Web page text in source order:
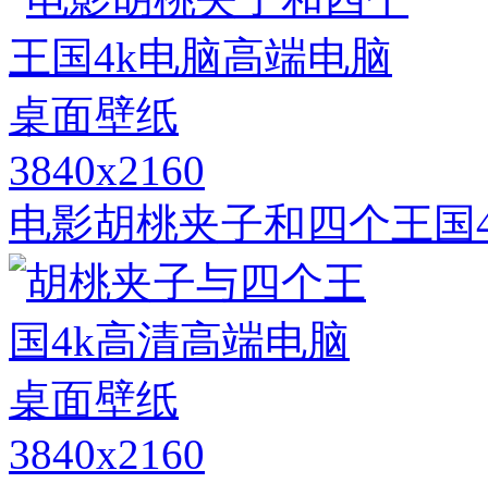
3840x2160
电影胡桃夹子和四个王
3840x2160